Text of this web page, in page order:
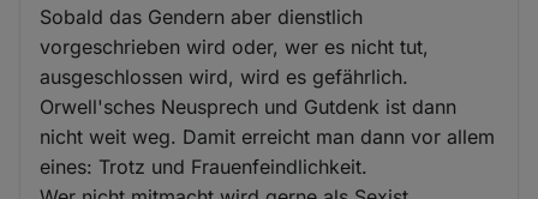
Sobald das Gendern aber dienstlich
vorgeschrieben wird oder, wer es nicht tut,
ausgeschlossen wird, wird es gefährlich.
Orwell'sches Neusprech und Gutdenk ist dann
nicht weit weg. Damit erreicht man dann vor allem
eines: Trotz und Frauenfeindlichkeit.